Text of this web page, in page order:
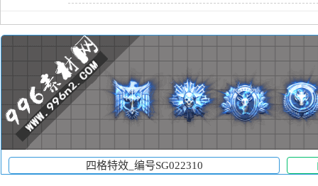
四格特效_编号SG022310